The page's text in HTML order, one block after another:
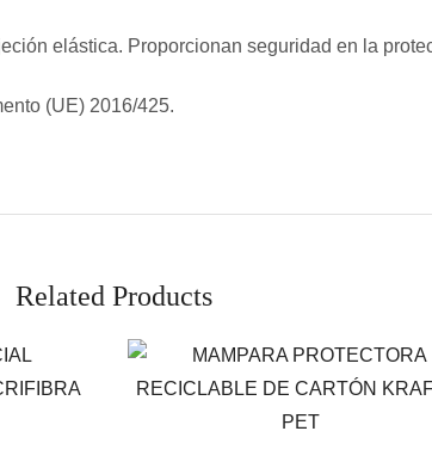
elástica. Proporcionan seguridad en la
(UE) 2016/425.
Related Products